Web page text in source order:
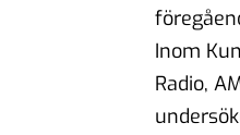
Inom
Radio,